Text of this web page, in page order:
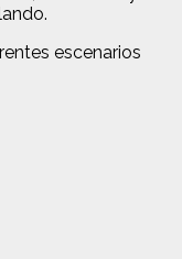
escenarios